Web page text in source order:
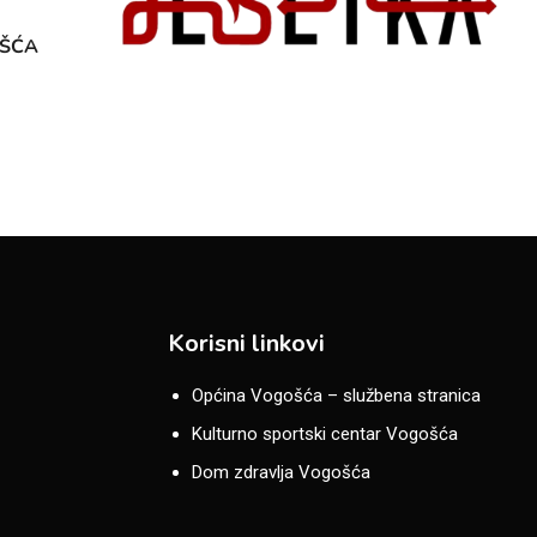
Korisni linkovi
Općina Vogošća – službena stranica
Kulturno sportski centar Vogošća
Dom zdravlja Vogošća